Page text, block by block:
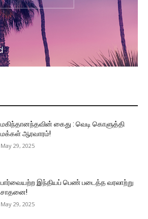
மகிந்தானந்தவின் கைது : வெடி கொளுத்தி
மக்கள் ஆரவாரம்!
May 29, 2025
பார்வையற்ற இந்தியப் பெண் படைத்த வரலாற்று
சாதனை!
May 29, 2025